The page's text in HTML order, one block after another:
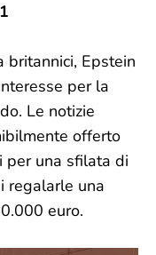
britannici, Epstein
per la
Le notizie
offerto
per una sfilata di
regalarle una
euro.